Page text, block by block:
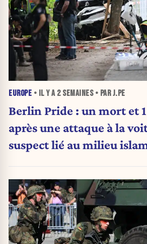
EUROPE • IL Y A 2 SEMAINES• PAR J.PE
Berlin Pride : un mort et
après une attaque à la
suspect lié au milieu